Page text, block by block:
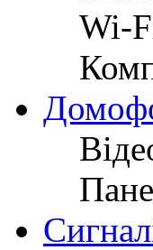
Wi-